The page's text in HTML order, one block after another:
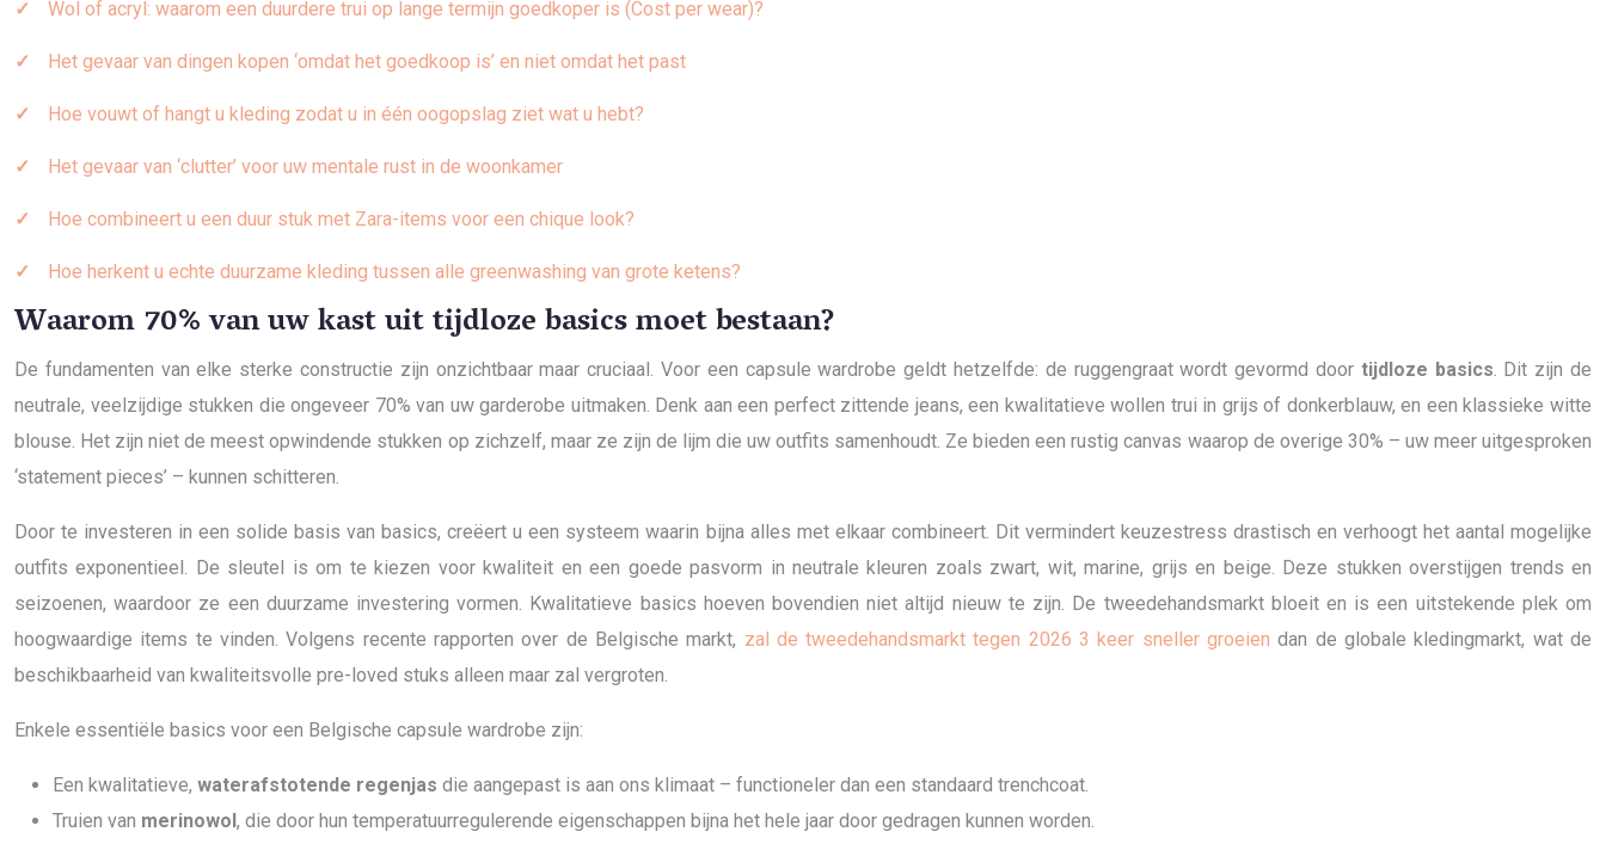
Wol of acryl: waarom een duurdere trui op lange termijn goedkoper is (Cost per wear)?
Het gevaar van dingen kopen ‘omdat het goedkoop is’ en niet omdat het past
Hoe vouwt of hangt u kleding zodat u in één oogopslag ziet wat u hebt?
Het gevaar van ‘clutter’ voor uw mentale rust in de woonkamer
Hoe combineert u een duur stuk met Zara-items voor een chique look?
Hoe herkent u echte duurzame kleding tussen alle greenwashing van grote ketens?
Waarom 70% van uw kast uit tijdloze basics moet bestaan?
De fundamenten van elke sterke constructie zijn onzichtbaar maar cruciaal. Voor een capsule wardrobe geldt hetzelfde: de ruggengraat wordt gevormd door tijdloze basics. Dit zijn de
neutrale, veelzijdige stukken die ongeveer 70% van uw garderobe uitmaken. Denk aan een perfect zittende jeans, een kwalitatieve wollen trui in grijs of donkerblauw, en een klassieke witte
blouse. Het zijn niet de meest opwindende stukken op zichzelf, maar ze zijn de lijm die uw outfits samenhoudt. Ze bieden een rustig canvas waarop de overige 30% – uw meer uitgesproken
‘statement pieces’ – kunnen schitteren.
Door te investeren in een solide basis van basics, creëert u een systeem waarin bijna alles met elkaar combineert. Dit vermindert keuzestress drastisch en verhoogt het aantal mogelijke
outfits exponentieel. De sleutel is om te kiezen voor kwaliteit en een goede pasvorm in neutrale kleuren zoals zwart, wit, marine, grijs en beige. Deze stukken overstijgen trends en
seizoenen, waardoor ze een duurzame investering vormen. Kwalitatieve basics hoeven bovendien niet altijd nieuw te zijn. De tweedehandsmarkt bloeit en is een uitstekende plek om
hoogwaardige items te vinden. Volgens recente rapporten over de Belgische markt, zal de tweedehandsmarkt tegen 2026 3 keer sneller groeien dan de globale kledingmarkt, wat de
beschikbaarheid van kwaliteitsvolle pre-loved stuks alleen maar zal vergroten.
Enkele essentiële basics voor een Belgische capsule wardrobe zijn:
Een kwalitatieve, waterafstotende regenjas die aangepast is aan ons klimaat – functioneler dan een standaard trenchcoat.
Truien van merinowol , die door hun temperatuurregulerende eigenschappen bijna het hele jaar door gedragen kunnen worden.